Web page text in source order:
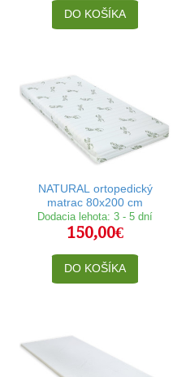
DO KOŠÍKA
NATURAL ortopedický
matrac 80x200 cm
Dodacia lehota: 3 - 5 dní
150,00€
DO KOŠÍKA